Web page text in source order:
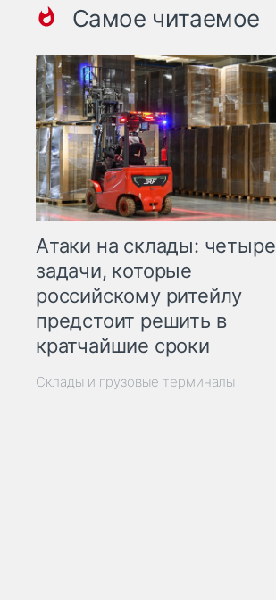
Самое читаемое
Атаки на склады: четыре
задачи, которые
российскому ритейлу
предстоит решить в
кратчайшие сроки
Склады и грузовые терминалы